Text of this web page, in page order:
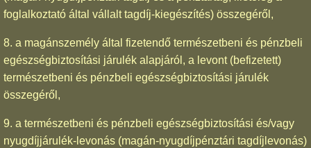
foglalkoztató által vállalt tagdíj-kiegészítés) összegéről,
8. a magánszemély által fizetendő természetbeni és pénzbeli
egészségbiztosítási járulék alapjáról, a levont (befizetett)
természetbeni és pénzbeli egészségbiztosítási járulék
összegéről,
9. a természetbeni és pénzbeli egészségbiztosítási és/vagy
nyugdíjjárulék-levonás (magán-nyugdíjpénztári tagdíjlevonás)